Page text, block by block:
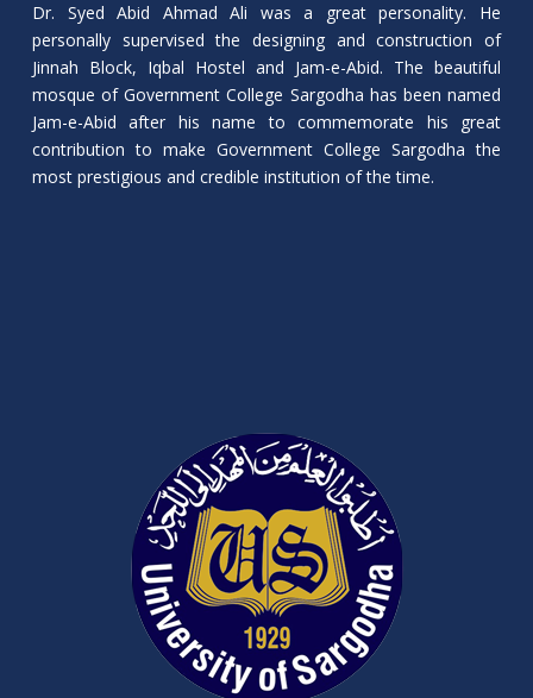
Dr. Syed Abid Ahmad Ali was a great personality. He
personally supervised the designing and construction of
Jinnah Block, Iqbal Hostel and Jam-e-Abid. The beautiful
mosque of Government College Sargodha has been named
Jam-e-Abid after his name to commemorate his great
contribution to make Government College Sargodha the
most prestigious and credible institution of the time.